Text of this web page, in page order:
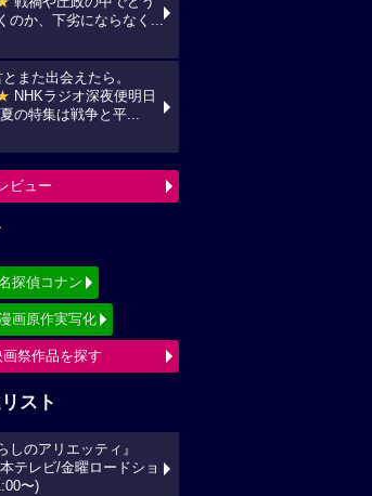
のか、下劣にならなく...
また出会えたら。
NHKラジオ深夜便明日
の特集は戦争と平...
ビュー
探偵コナン
画原作実写化
祭作品を探す
スト
しのアリエッティ』
テレビ/金曜ロードショ
〜)